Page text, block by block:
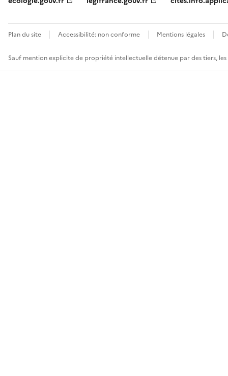
Plan du site Accessibilité: non conforme Mentions légales
Sauf mention explicite de propriété intellectuelle détenue par des tiers,